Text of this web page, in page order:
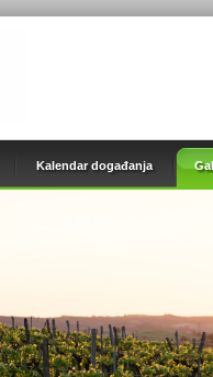
Kalendar događanja